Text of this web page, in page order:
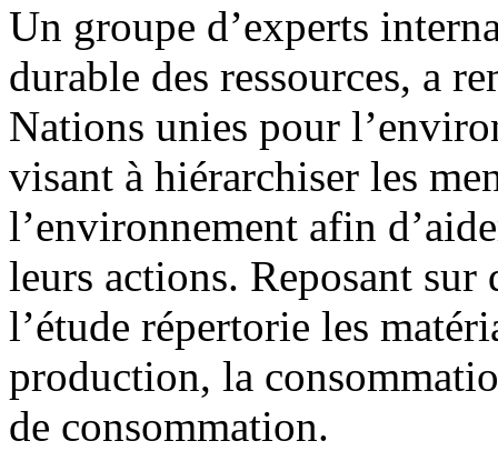
Un groupe d’experts
durable des ressources, a
Nations unies pour
visant à hiérarchiser les
l’environnement afin
leurs actions. Reposant sur
l’étude répertorie les
production, la
de consommation.